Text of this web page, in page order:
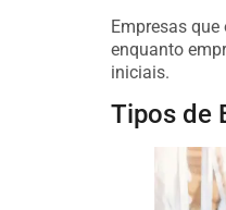
Empresas
enquanto
iniciais.
Tipos de